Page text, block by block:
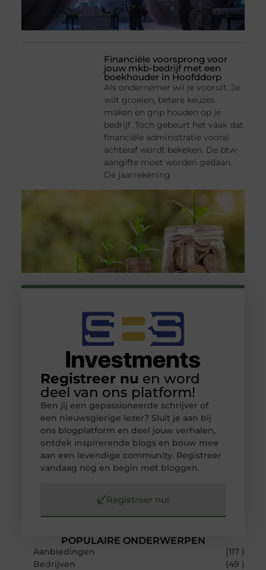
Financiële voorsprong voor
jouw mkb-bedrijf met een
boekhouder in Hoofddorp
Als ondernemer wil je vooruit. Je
wilt groeien, betere keuzes
maken en grip houden op je
bedrijf. Toch gebeurt het vaak dat
financiële administratie vooral
achteraf wordt bekeken. De btw-
aangifte moet worden gedaan.
De jaarrekening
POPULAIRE ONDERWERPEN
Aanbiedingen
(117 )
Bedrijven
(49 )
Registreer nu en word
deel van ons platform!
Ben jij een gepassioneerde schrijver of
een nieuwsgierige lezer? Sluit je aan bij
ons blogplatform en deel jouw verhalen,
ontdek inspirerende blogs en bouw mee
aan een levendige community. Registreer
vandaag nog en begin met bloggen.
Registreer nu!